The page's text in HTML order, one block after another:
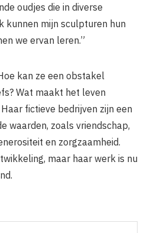
oudjes die in diverse
kunnen mijn sculpturen hun
we ervan leren.”
kan ze een obstakel
Wat maakt het leven
fictieve bedrijven zijn een
waarden, zoals vriendschap,
en zorgzaamheid.
maar haar werk is nu